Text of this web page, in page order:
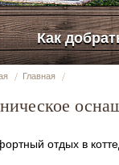
Как
Главная
отдых в